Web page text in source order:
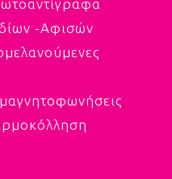
-Αφισών